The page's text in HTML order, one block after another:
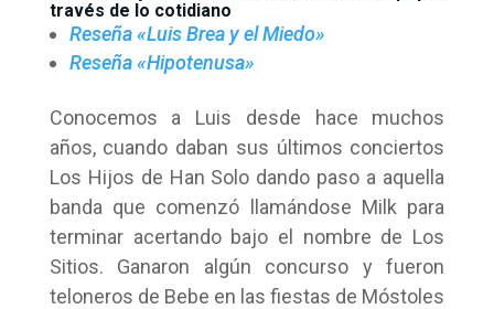
través de lo cotidiano
Reseña «Luis Brea y el Miedo»
Reseña «Hipotenusa»
Conocemos a Luis desde hace muchos
años, cuando daban sus últimos conciertos
Los Hijos de Han Solo dando paso a aquella
banda que comenzó llamándose Milk para
terminar acertando bajo el nombre de Los
Sitios. Ganaron algún concurso y fueron
teloneros de Bebe en las fiestas de Móstoles